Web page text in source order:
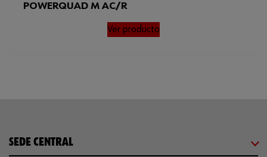
POWERQUAD M AC/R
Ver producto
SEDE CENTRAL